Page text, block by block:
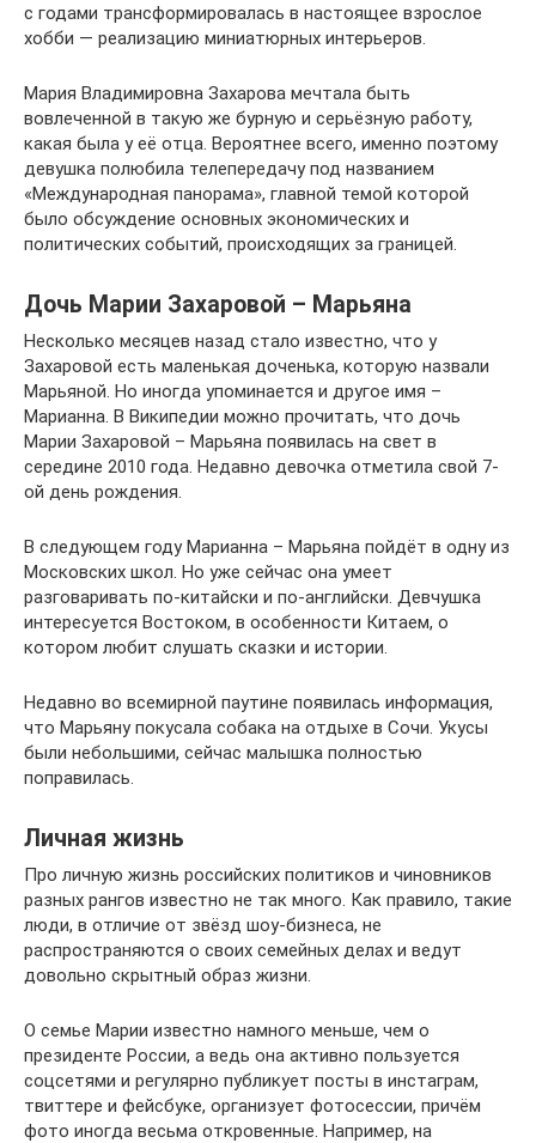
с годами трансформировалась в настоящее взрослое
хобби — реализацию миниатюрных интерьеров.
Мария Владимировна Захарова мечтала быть
вовлеченной в такую же бурную и серьёзную работу,
какая была у её отца. Вероятнее всего, именно поэтому
девушка полюбила телепередачу под названием
«Международная панорама», главной темой которой
было обсуждение основных экономических и
политических событий, происходящих за границей.
Дочь Марии Захаровой – Марьяна
Несколько месяцев назад стало известно, что у
Захаровой есть маленькая доченька, которую назвали
Марьяной. Но иногда упоминается и другое имя –
Марианна. В Википедии можно прочитать, что дочь
Марии Захаровой – Марьяна появилась на свет в
середине 2010 года. Недавно девочка отметила свой 7-
ой день рождения.
В следующем году Марианна – Марьяна пойдёт в одну из
Московских школ. Но уже сейчас она умеет
разговаривать по-китайски и по-английски. Девчушка
интересуется Востоком, в особенности Китаем, о
котором любит слушать сказки и истории.
Недавно во всемирной паутине появилась информация,
что Марьяну покусала собака на отдыхе в Сочи. Укусы
были небольшими, сейчас малышка полностью
поправилась.
Личная жизнь
Про личную жизнь российских политиков и чиновников
разных рангов известно не так много. Как правило, такие
люди, в отличие от звёзд шоу-бизнеса, не
распространяются о своих семейных делах и ведут
довольно скрытный образ жизни.
О семье Марии известно намного меньше, чем о
президенте России, а ведь она активно пользуется
соцсетями и регулярно публикует посты в инстаграм,
твиттере и фейсбуке, организует фотосессии, причём
фото иногда весьма откровенные. Например, на